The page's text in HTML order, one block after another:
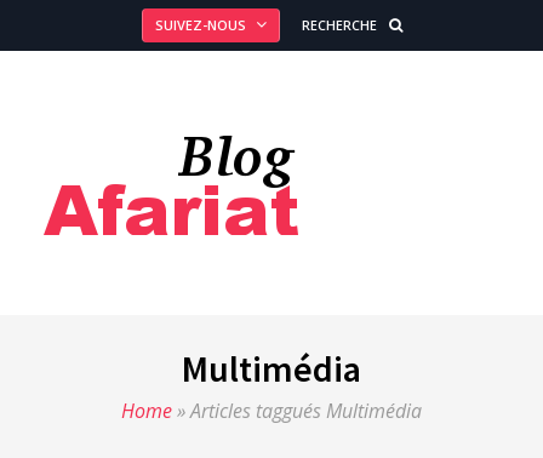
SUIVEZ-NOUS RECHERCHE
Multimédia
Home»Articles taggués Multimédia